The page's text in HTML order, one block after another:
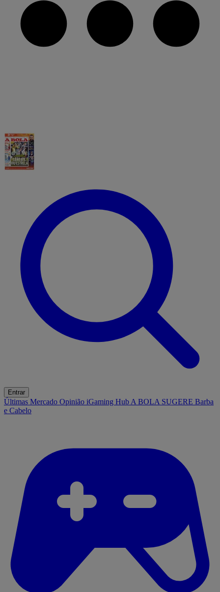
Entrar
Últimas Mercado Opinião iGaming Hub A BOLA SUGERE Barba
e Cabelo